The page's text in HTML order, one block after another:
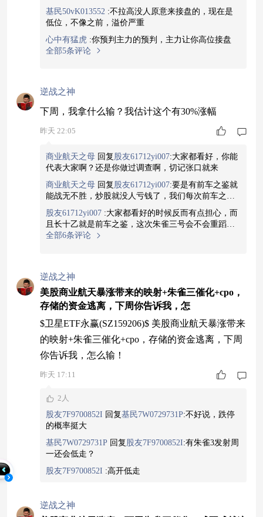
就赚了，下周大家觉得该怎么走
仓，跌了就买回来，涨了就卖点，底仓不动。
基民50vK013552 :不拉高没人原意来接盘的，现在是
低位，不像之前，溢价严重
心中有猛虎 :你预判主力的预判，主力让你高位接盘
全部5条评论
逆战之神
下周，我拿什么输？我估计这个有30%涨幅
昨天 22:05
商业航天之母 回复 股友61712yi007:大家都看好，你能
代表大家啊？还是你做过调查啊，切记张口就来
商业航天之母 回复 股友61712yi007:要是有前车之鉴就
能战无不胜，炒股就没人亏钱了，我们每次前车之鉴
即可
股友61712yi007 :大家都看好的时候反而有点担心，而
且长十乙就是前车之鉴，这次朱雀三号会不会重蹈覆
辙，谁也说不准，到底是再一次被收割，还是说来波
全部6条评论
逆战之神
美股商业航天暴涨带来的映射+朱雀三催化+cpo，
存储的资金逃离，下周你告诉我，怎
$卫星ETF永赢(SZ159206)$ 美股商业航天暴涨带来
的映射+朱雀三催化+cpo，存储的资金逃离，下周
你告诉我，怎么输！
昨天 17:11
2人
股友7F9700852I 回复基民7W0729731P:不好说，跌停
的概率挺大
基民7W0729731P 回复 股友7F9700852I:有朱雀3发射周
一还会低走？
股友7F9700852I :高开低走
逆战之神